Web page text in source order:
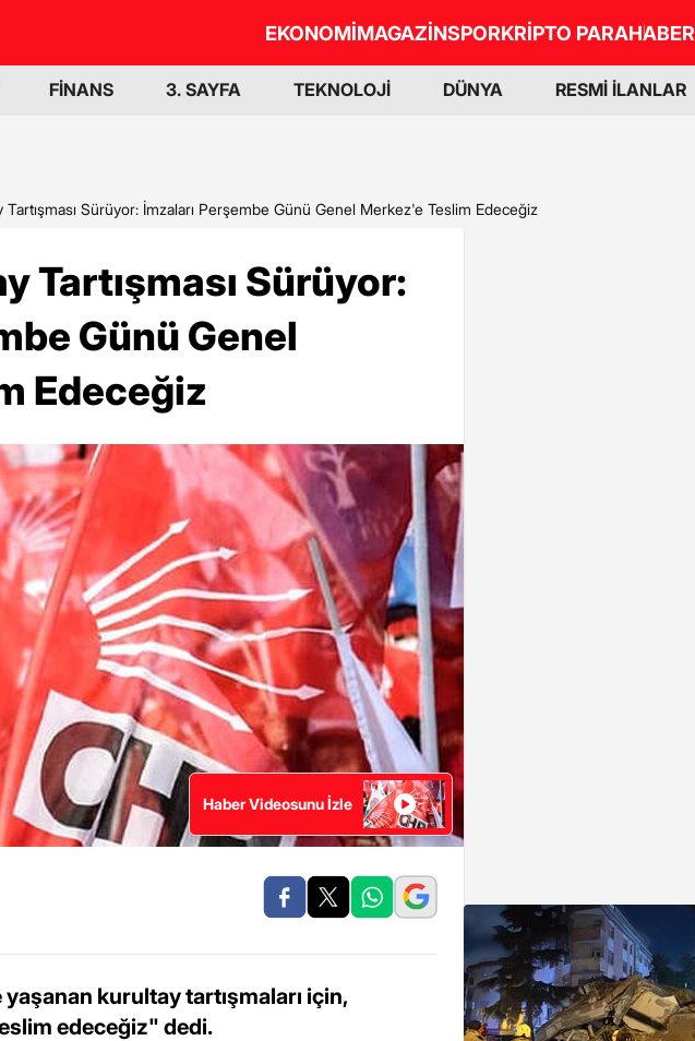
EKONOMİMAGAZİNSPORKRİPTO PARAHABER
FİNANS 3. SAYFA TEKNOLOJİ DÜNYA RESMİ İLANLAR
Sürüyor: İmzaları Perşembe Günü Genel Merkez'e Teslim Edeceğiz
Tartışması Sürüyor:
Günü Genel
Edeceğiz
Haber Videosunu İzle
kurultay tartışmaları için,
edeceğiz" dedi.